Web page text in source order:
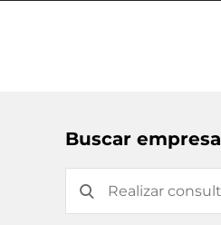
Buscar empresa